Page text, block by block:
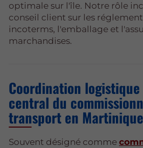
optimale sur l'île. Notre rôle
conseil client sur les
incoterms, l'emballage et
marchandises.
Coordination
central du
transport en Martinique
Souvent désigné comme